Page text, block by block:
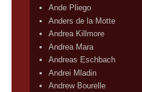
Ande Pliego
Anders de la Motte
Andrea Killmore
Andrea Mara
Andreas Eschbach
Andrei Mladin
Andrew Bourelle